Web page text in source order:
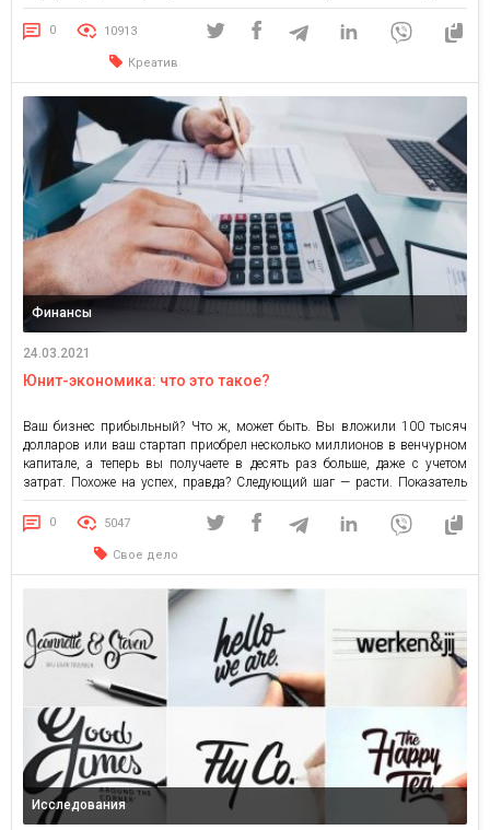
секунду, наш мозг предпочитает быть несколько «ленивым». Гештальт-
теория и психология зародились, когда ученые изучили это явление
0 10913
Креатив
Финансы
24.03.2021
Юнит-экономика: что это такое?
Ваш бизнес прибыльный? Что ж, может быть. Вы вложили 100 тысяч
долларов или ваш стартап приобрел несколько миллионов в венчурном
капитале, а теперь вы получаете в десять раз больше, даже с учетом
затрат. Похоже на успех, правда? Следующий шаг — расти. Показатель
юнит-экономики, хотя и требует простых вычислений, может определять
будущее вашего бизнеса и помогает […]
0 5047
Свое дело
Исследования